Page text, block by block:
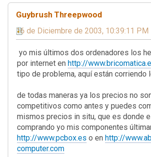
Guybrush Threepwood
16 de Diciembre de 2003, 10:39:11 PM
yo mis últimos dos ordenadores los
por internet en http://
tipo de problema, aquí están corriendo
de todas maneras ya los precios no
competitivos como antes y puedes
mismos precios in situ, que es donde
comprando yo mis componentes
http://www.pcbox.es o en http://
computer.com